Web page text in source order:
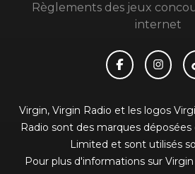
Règlements des jeux
internet
Virgin, Virgin Radio et les logos
Radio sont des marques
Limited et sont utilisés
Pour plus d'informations sur